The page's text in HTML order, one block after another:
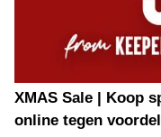
XMAS Sale | Koop
online tegen